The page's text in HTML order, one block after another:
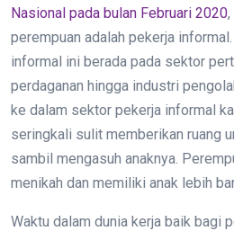
Nasional pada bulan Februari 2020
perempuan adalah pekerja
informal ini berada pada sektor
perdaganan hingga industri
ke dalam sektor pekerja informal
seringkali sulit memberikan ruang
sambil mengasuh anaknya.
menikah dan memiliki anak lebih
Waktu dalam dunia kerja baik bagi